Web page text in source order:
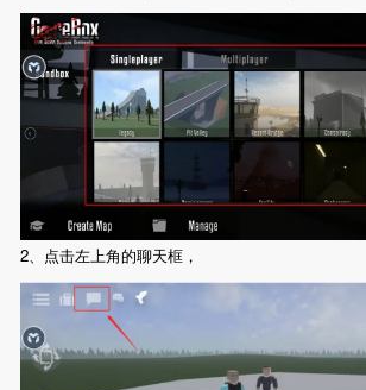
2、点击左上角的聊天框，